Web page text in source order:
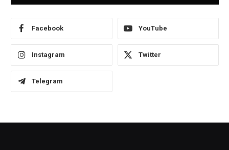
Facebook YouTube
Instagram Twitter
Telegram